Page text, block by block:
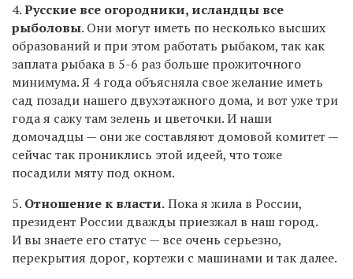
4.Русские все огородники, исландцы все
рыболовы. Они могут иметь по несколько высших
образований и при этом работать рыбаком, так как
заплата рыбака в 5-6 раз больше прожиточного
минимума. Я 4 года объясняла свое желание иметь
сад позади нашего двухэтажного дома, и вот уже три
года я сажу там зелень и цветочки. И наши
домочадцы — они же составляют домовой комитет —
сейчас так прониклись этой идеей, что тоже
посадили мяту под окном.
5. Отношение к власти.Пока я жила в России,
президент России дважды приезжал в наш город.
И вы знаете его статус — все очень серьезно,
перекрытия дорог, кортежи с машинами и так далее.